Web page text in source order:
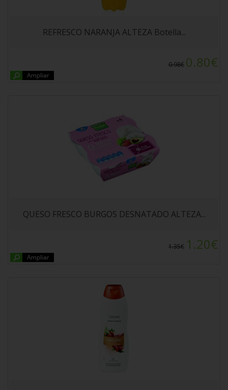
REFRESCO NARANJA ALTEZA Botella...
0.98€ 0.80€
QUESO FRESCO BURGOS DESNATADO
QUESO FRESCO BURGOS DESNATADO ALTEZA...
1.35€ 1.20€